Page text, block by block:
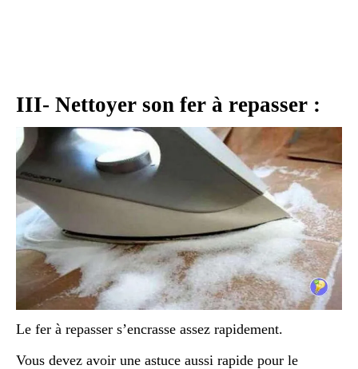
III- Nettoyer son fer à repasser :
Le fer à repasser s’encrasse assez rapidement.
Vous devez avoir une astuce aussi rapide pour le